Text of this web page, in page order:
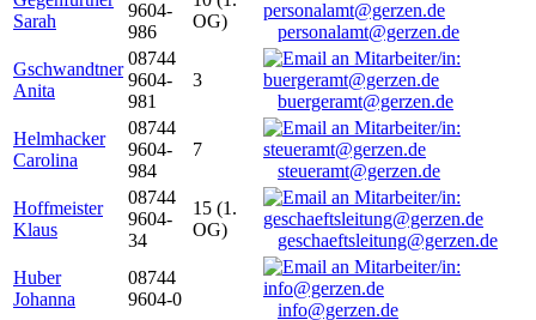
Sarah
9604-
986
OG)
personalamt@gerzen.de
Gschwandtner
Anita
08744
9604-
981
3
buergeramt@gerzen.de
Helmhacker
Carolina
08744
9604-
984
7
steueramt@gerzen.de
Hoffmeister
Klaus
08744
9604-
34
15 (1.
OG)
geschaeftsleitung@gerzen.de
Huber
Johanna
08744
9604-0
info@gerzen.de